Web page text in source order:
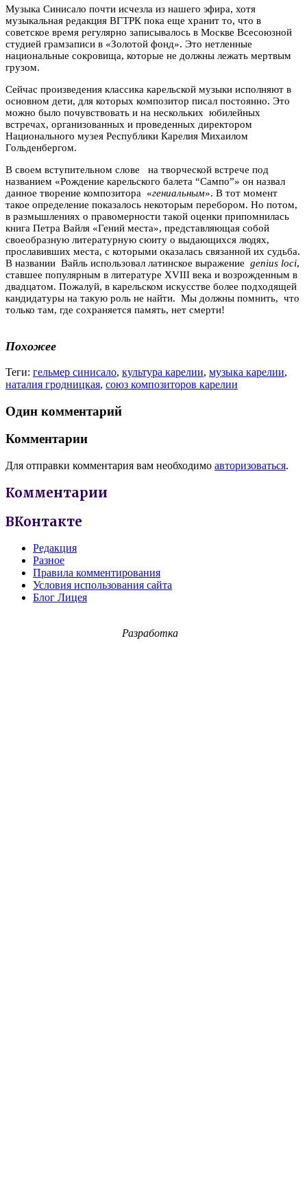
Музыка Синисало почти исчезла из нашего эфира, хотя
музыкальная редакция ВГТРК пока еще хранит то, что в
советское время регулярно записывалось в Москве Всесоюзной
студией грамзаписи в «Золотой фонд». Это нетленные
национальные сокровища, которые не должны лежать мертвым
грузом.
Сейчас произведения классика карельской музыки исполняют в
основном дети, для которых композитор писал постоянно. Это
можно было почувствовать и на нескольких юбилейных
встречах, организованных и проведенных директором
Национального музея Республики Карелия Михаилом
Гольденбергом.
В своем вступительном слове на творческой встрече под
названием «Рождение карельского балета “Сампо”» он назвал
данное творение композитора «гениальным». В тот момент
такое определение показалось некоторым перебором. Но потом,
в размышлениях о правомерности такой оценки припомнилась
книга Петра Вайля «Гений места», представляющая собой
своеобразную литературную сюиту о выдающихся людях,
прославивших места, с которыми оказалась связанной их судьба.
В названии Вайль использовал латинское выражение genius loci,
ставшее популярным в литературе XVIII века и возрожденным в
двадцатом. Пожалуй, в карельском искусстве более подходящей
кандидатуры на такую роль не найти. Мы должны помнить, что
только там, где сохраняется память, нет смерти!
Похожее
Теги: гельмер синисало, культура карелии, музыка карелии,
наталия гродницкая, союз композиторов карелии
Один комментарий
Комментарии
Для отправки комментария вам необходимо авторизоваться.
Комментарии
ВКонтакте
Редакция
Разное
Правила комментирования
Условия использования сайта
Блог Лицея
Разработка